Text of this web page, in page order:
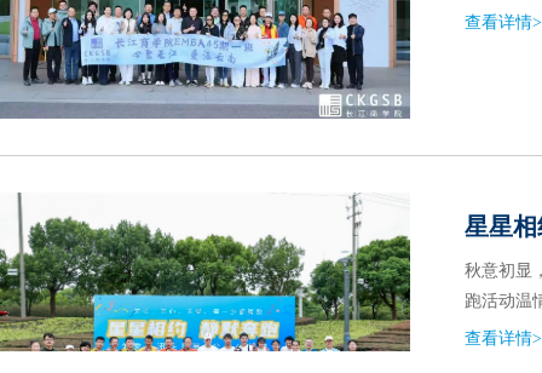
查看详情
星星
秋意初显
跑活动温
查看详情